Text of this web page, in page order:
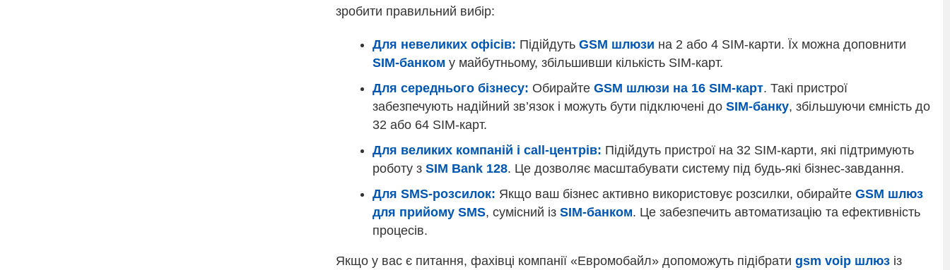
зробити правильний вибір:
Для невеликих офісів: Підійдуть GSM шлюзи на 2 або 4 SIM-карти. Їх можна доповнити
SIM-банком у майбутньому, збільшивши кількість SIM-карт.
Для середнього бізнесу: Обирайте GSM шлюзи на 16 SIM-карт. Такі пристрої
забезпечують надійний зв’язок і можуть бути підключені до SIM-банку, збільшуючи ємність до
32 або 64 SIM-карт.
Для великих компаній і call-центрів: Підійдуть пристрої на 32 SIM-карти, які підтримують
роботу з SIM Bank 128. Це дозволяє масштабувати систему під будь-які бізнес-завдання.
Для SMS-розсилок: Якщо ваш бізнес активно використовує розсилки, обирайте GSM шлюз
для прийому SMS, сумісний із SIM-банком. Це забезпечить автоматизацію та ефективність
процесів.
Якщо у вас є питання, фахівці компанії «Евромобайл» допоможуть підібрати gsm voip шлюз із